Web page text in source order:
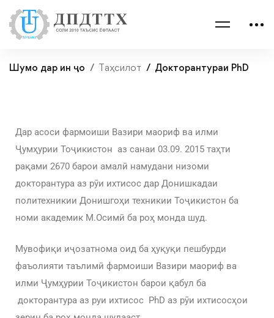
Шумо дар ин ҷо Таҳсилот Докторантураи PhD
Дар асоси фармоиши Вазири маориф ва илми
Ҷумҳурии Тоҷикистон аз санаи 03.09. 2015 таҳти
рақами 2670 барои амалӣ намудани низоми
докторантура аз рӯи ихтисос дар Донишкадаи
политехникии Донишгоҳи техникии Тоҷикистон ба
номи академик М.Осимӣ ба роҳ монда шуд.
Мувофиқи иҷозатнома оид ба ҳуқуқи пешбурди
фаъолияти таълимӣ фармоиши Вазири маориф ва
илми Ҷумҳурии Тоҷикистон барои қабул ба
докторантура аз руи ихтисос PhD аз рӯи ихтисосҳои